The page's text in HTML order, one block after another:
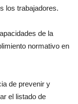
los trabajadores.
de la
normativo en
de prevenir y
el listado de